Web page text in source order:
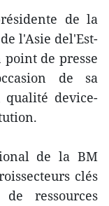
de la
l'Asie del'Est-
point de presse
de sa
device-
de la BM
clés
ressources